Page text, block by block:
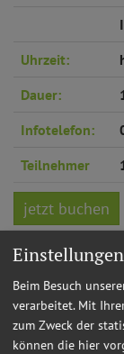
Uhrzeit:
Dauer:
Infotelefon:
Teilnehmer
jetzt buchen
Preis
58,- € pro Gruppe
Anmeldung ist
Beim Besuch
verarbeitet. Mit
zum Zweck der
können die hier